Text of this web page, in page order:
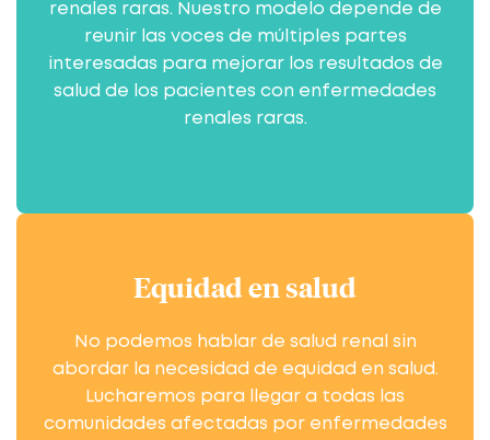
renales raras. Nuestro modelo depende de
reunir las voces de múltiples partes
interesadas para mejorar los resultados de
salud de los pacientes con enfermedades
renales raras.
Equidad en salud
No podemos hablar de salud renal sin
abordar la necesidad de equidad en salud.
Lucharemos para llegar a todas las
comunidades afectadas por enfermedades